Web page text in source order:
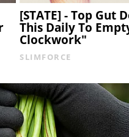
[STATE] - Top Gut
This Daily To
Clockwork"
SLIMFORCE